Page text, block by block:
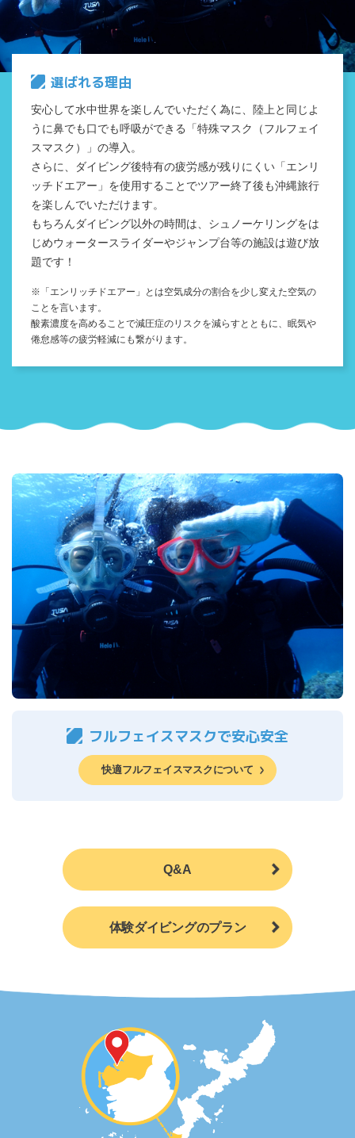
選ばれる理由
安心して水中世界を楽しんでいただく為に、陸上と同じよ
うに鼻でも口でも呼吸ができる「特殊マスク（フルフェイ
スマスク）」の導入。
さらに、ダイビング後特有の疲労感が残りにくい「エンリ
ッチドエアー」を使用することでツアー終了後も沖縄旅行
を楽しんでいただけます。
もちろんダイビング以外の時間は、シュノーケリングをは
じめウォータースライダーやジャンプ台等の施設は遊び放
題です！
※「エンリッチドエアー」とは空気成分の割合を少し変えた空気の
ことを言います。
酸素濃度を高めることで減圧症のリスクを減らすとともに、眠気や
倦怠感等の疲労軽減にも繋がります。
フルフェイスマスクで安心安全
快適フルフェイスマスクについて
Q&A
体験ダイビングのプラン